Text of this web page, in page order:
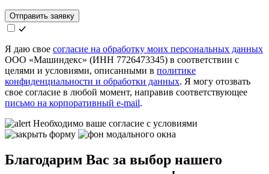
Отправить заявку
Я даю свое согласие на обработку моих персональных данных
ООО «Машиндекс» (ИНН 7726473345) в соответствии с
целями и условиями, описанными в политике
конфиденциальности и обработки данных. Я могу отозвать
свое согласие в любой момент, направив соответствующее
письмо на корпоративный e-mail.
Необходимо ваше согласие с условиями
Благодарим Вас за выбор нашего